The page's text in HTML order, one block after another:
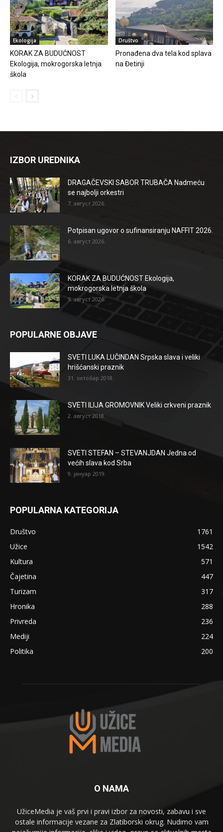
Ekologija
KORAK ZA BUDUĆNOST
Ekologija, mokrogorska letnja
škola
Društvo
Pronađena dva tela kod splava
na Đetinji
IZBOR UREDNIKA
DRAGAČEVSKI SABOR TRUBAČA Nadmeću
se najbolji orkestri
7. август 2026.
Potpisan ugovor o sufinansiranju NAFFIT 2026.
6. август 2026.
KORAK ZA BUDUĆNOST Ekologija,
mokrogorska letnja škola
5. август 2026.
POPULARNE OBJAVE
SVETI LUKA LUČINDAN Srpska slava i veliki
hrišćanski praznik
31. октобар 2018.
SVETI ILIJA GROMOVNIK Veliki crkveni praznik
2. август 2018.
SVETI STEFAN – STEVANJDAN Jedna od
većih slava kod Srba
9. јануар 2019.
POPULARNA KATEGORIJA
Društvo
1761
Užice
1542
Kultura
571
Čajetina
447
Turizam
317
Hronika
288
Privreda
236
Mediji
224
Politika
200
O NAMA
UžiceMedia je vaš prvi i pravi izbor za novosti, zabavu i sve
ostale informacije vezane za Zlatiborski okrug. Nudimo vam